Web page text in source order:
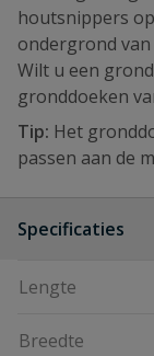
houtsnippers
ondergrond
Wilt u een
gronddoeken
Tip: Het
passen aan de
Specificaties
Lengte
Breedte